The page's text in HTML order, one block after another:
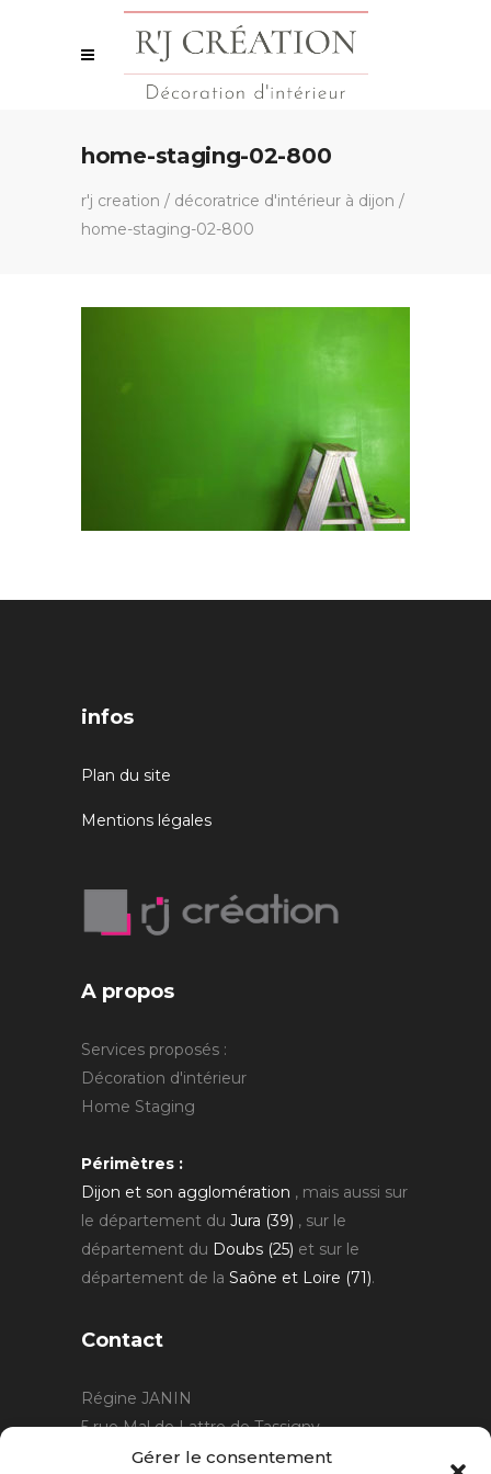
Gérer le consentement
home-staging-02-800
r'j creation / décoratrice d'intérieur à dijon /
home-staging-02-800
infos
Plan du site
Mentions légales
A propos
Services proposés :
Décoration d'intérieur
Home Staging
Périmètres :
Dijon et son agglomération , mais aussi sur
le département du Jura (39) , sur le
département du Doubs (25) et sur le
département de la Saône et Loire (71).
Contact
Régine JANIN
5 rue Mal de Lattre de Tassigny
21220 Gevrey Chambertin